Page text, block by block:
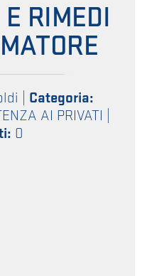
RIMEDI
Categoria:
AI PRIVATI
0